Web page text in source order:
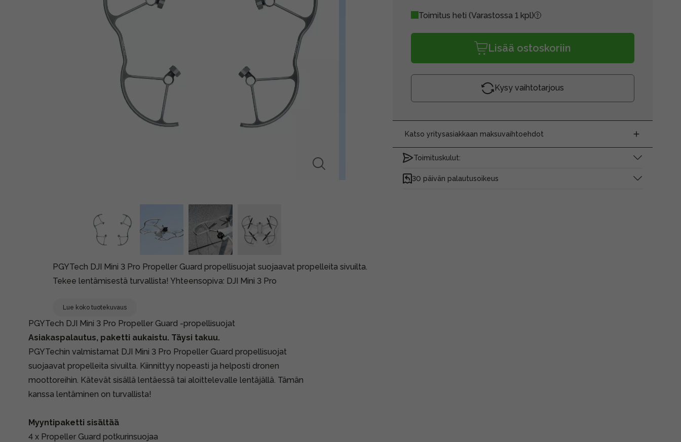
PGYTech DJI Mini 3 Pro Propeller Guard propellisuojat suojaavat propelleita sivuilta.
Tekee lentämisestä turvallista! Yhteensopiva: DJI Mini 3 Pro
Lue koko tuotekuvaus
Toimitus heti (Varastossa 1 kpl)
Lisää ostoskoriin
Kysy vaihtotarjous
Katso yritysasiakkaan maksuvaihtoehdot
Toimituskulut:
30 päivän palautusoikeus
PGYTech DJI Mini 3 Pro Propeller Guard -propellisuojat
Asiakaspalautus, paketti aukaistu. Täysi takuu.
PGYTechin valmistamat DJI Mini 3 Pro Propeller Guard propellisuojat
suojaavat propelleita sivuilta. Kiinnittyy nopeasti ja helposti dronen
moottoreihin. Kätevät sisällä lentäessä tai aloittelevalle lentäjällä. Tämän
kanssa lentäminen on turvallista!
Myyntipaketti sisältää
4 x Propeller Guard potkurinsuojaa